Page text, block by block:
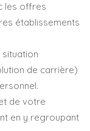
les offres
établissements
de carrière)
de votre
en y regroupant